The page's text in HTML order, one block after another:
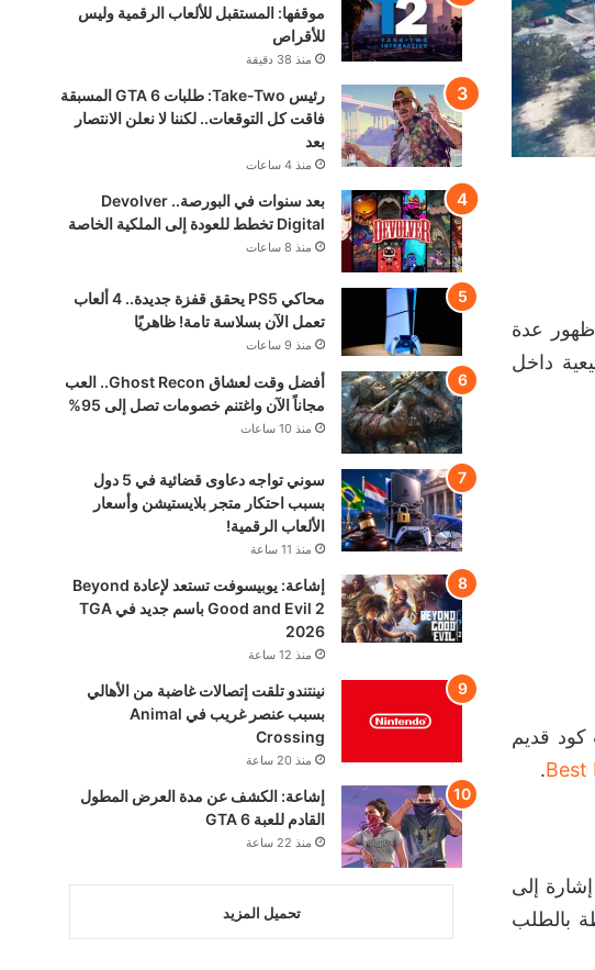
ظهور عدة
داخل
كود قديم
.
بسعر 69.90 يورو، مع إشارة إلى
بالطلب
موقفها: المستقبل للألعاب الرقمية وليس
للأقراص
منذ 38 دقيقة
رئيس Take-Two: طلبات GTA 6 المسبقة
فاقت كل التوقعات.. لكننا لا نعلن الانتصار
بعد
منذ 4 ساعات
بعد سنوات في البورصة.. Devolver
Digital تخطط للعودة إلى الملكية الخاصة
منذ 8 ساعات
محاكي PS5 يحقق قفزة جديدة.. 4 ألعاب
تعمل الآن بسلاسة تامة! ظاهريًا
منذ 9 ساعات
أفضل وقت لعشاق Ghost Recon.. العب
مجاناً الآن واغتنم خصومات تصل إلى 95%
منذ 10 ساعات
سوني تواجه دعاوى قضائية في 5 دول
بسبب احتكار متجر بلايستيشن وأسعار
الألعاب الرقمية!
منذ 11 ساعة
إشاعة: يوبيسوفت تستعد لإعادة Beyond
Good and Evil 2 باسم جديد في TGA
2026
منذ 12 ساعة
نينتندو تلقت إتصالات غاضبة من الأهالي
بسبب عنصر غريب في Animal
Crossing
منذ 20 ساعة
إشاعة: الكشف عن مدة العرض المطول
القادم للعبة GTA 6
منذ 22 ساعة
تحميل المزيد